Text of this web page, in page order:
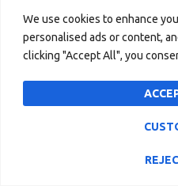
We use cookies to enhance
personalised ads or content,
clicking "Accept All", you